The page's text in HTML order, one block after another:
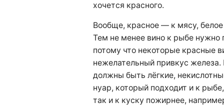
хочется красного.
Вообще, красное — к мясу,
Тем не менее вино к рыбе нужно
потому что некоторые красные
нежелательный привкус
должны быть лёгкие,
нуар, который подходит и к
так и к куску пожирнее,